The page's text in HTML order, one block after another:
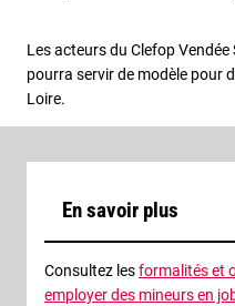
Les acteurs du Clefop
pourra servir de modèle pour
Loire.
En savoir plus
Consultez lesformalités et
employer des mineurs en